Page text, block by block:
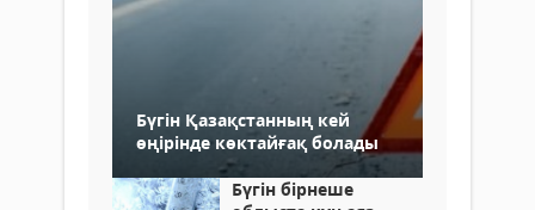
Бүгін Қазақстанның кей
өңірінде көктайғақ болады
Бүгін бірнеше